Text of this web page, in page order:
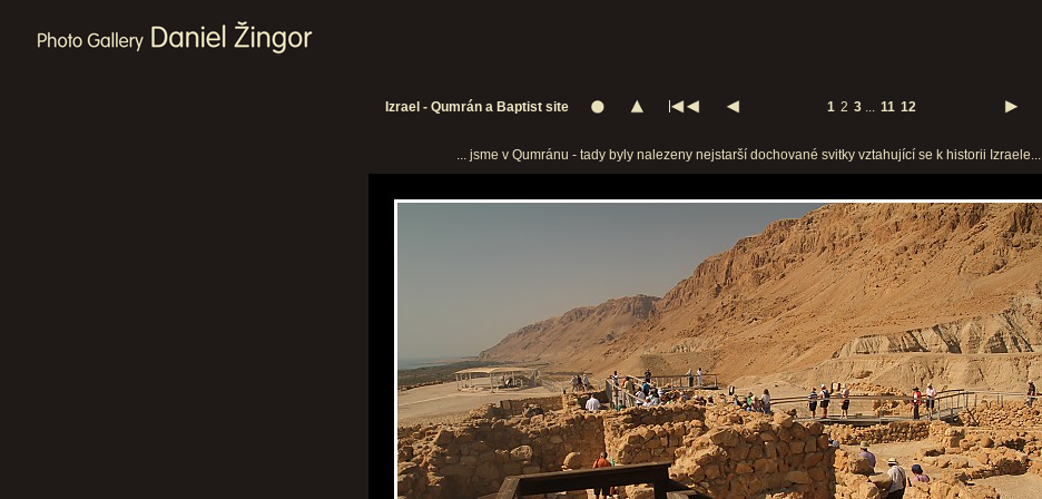
Izrael - Qumrán a Baptist site 1 2 3 ... 11 12
... jsme v Qumránu - tady byly nalezeny nejstarší dochované svitky vztahující se k historii Izraele...